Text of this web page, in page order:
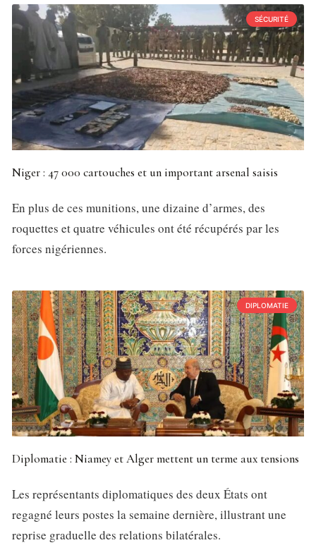
SÉCURITÉ
Niger : 47 000 cartouches et un important arsenal saisis
En plus de ces munitions, une dizaine d’armes, des
roquettes et quatre véhicules ont été récupérés par les
forces nigériennes.
DIPLOMATIE
Diplomatie : Niamey et Alger mettent un terme aux tensions
Les représentants diplomatiques des deux États ont
regagné leurs postes la semaine dernière, illustrant une
reprise graduelle des relations bilatérales.